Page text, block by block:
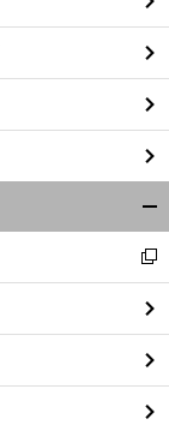
前
閉
る
新
し
い
ウ
ィ
ン
ド